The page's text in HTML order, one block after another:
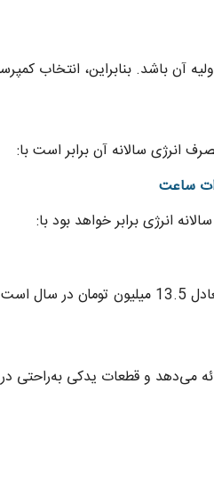
آن باشد. بنابراین، انتخاب
می‌دهد و قطعات یدکی